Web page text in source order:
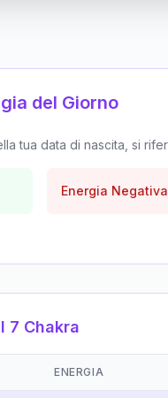
del Giorno
tua data di nascita, si
Energia
I 7 Chakra
ENERGIA